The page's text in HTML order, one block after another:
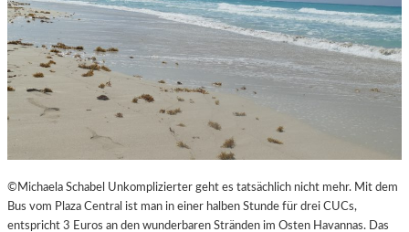
©Michaela Schabel Unkomplizierter geht es tatsächlich nicht mehr. Mit dem
Bus vom Plaza Central ist man in einer halben Stunde für drei CUCs,
entspricht 3 Euros an den wunderbaren Stränden im Osten Havannas. Das